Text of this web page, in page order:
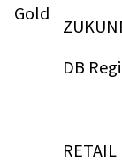
Gold
DB